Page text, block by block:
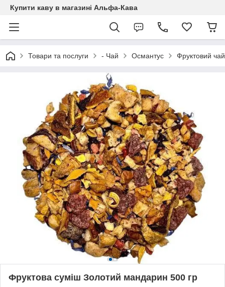
Купити каву в магазині Альфа-Кава
Товари та послуги - Чай Османтус Фруктовий чай
Фруктова суміш Золотий мандарин 500 гр